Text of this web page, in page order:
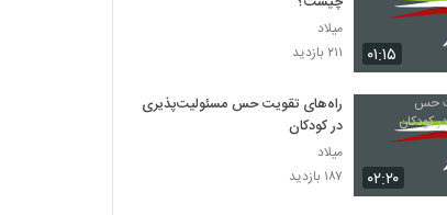
۰۱:۱۵
میلاد
۲۱۱ بازدید
۰۲:۲۰
راه‌های تقویت حس مسئولیت‌پذیری
در کودکان
میلاد
۱۸۷ بازدید